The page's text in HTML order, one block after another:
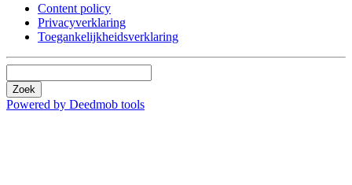
Content policy
Privacyverklaring
Toegankelijkheidsverklaring
Zoek
Powered by Deedmob tools